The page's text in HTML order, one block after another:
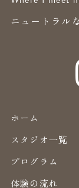
ニュートラル
ホーム
スタジオ一覧
プログラム
体験の流れ